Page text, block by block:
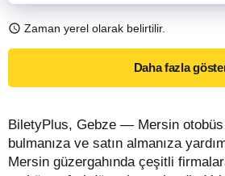
Zaman yerel olarak belirtilir.
Daha fazla
BiletyPlus, Gebze — Mersin
bulmanıza ve satın almanıza
Mersin güzergahında çeşitli